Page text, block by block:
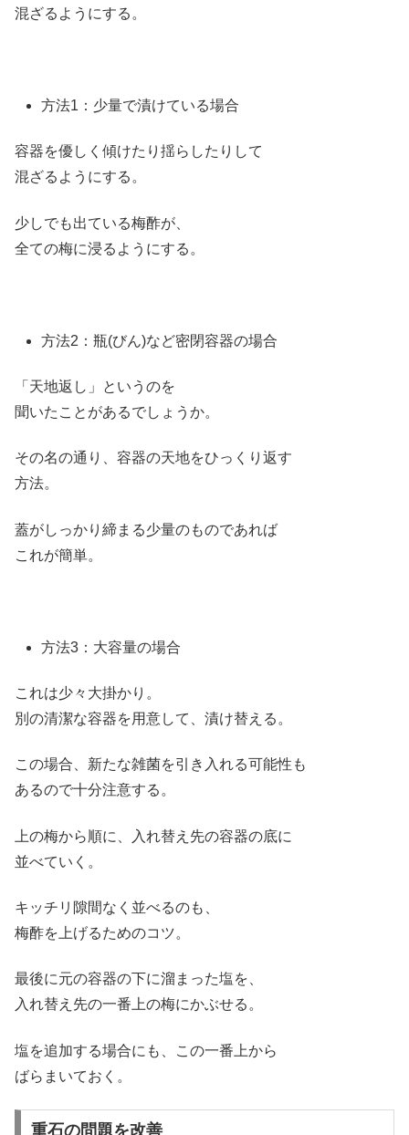
混ざるようにする。
方法1：少量で漬けている場合
容器を優しく傾けたり揺らしたりして
混ざるようにする。
少しでも出ている梅酢が、
全ての梅に浸るようにする。
方法2：瓶(びん)など密閉容器の場合
「天地返し」というのを
聞いたことがあるでしょうか。
その名の通り、容器の天地をひっくり返す
方法。
蓋がしっかり締まる少量のものであれば
これが簡単。
方法3：大容量の場合
これは少々大掛かり。
別の清潔な容器を用意して、漬け替える。
この場合、新たな雑菌を引き入れる可能性も
あるので十分注意する。
上の梅から順に、入れ替え先の容器の底に
並べていく。
キッチリ隙間なく並べるのも、
梅酢を上げるためのコツ。
最後に元の容器の下に溜まった塩を、
入れ替え先の一番上の梅にかぶせる。
塩を追加する場合にも、この一番上から
ばらまいておく。
重石の問題を改善